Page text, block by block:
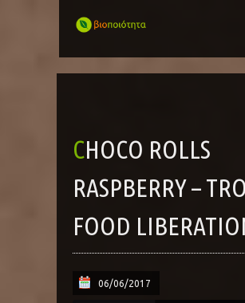
TO
CHOCO ROLLS
RASPBERRY –
FOOD
06/06/2017